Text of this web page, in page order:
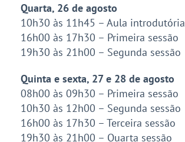
Quarta, 26 de agosto
10h30 às 11h45 – Aula introdutória
16h00 às 17h30 – Primeira sessão
19h30 às 21h00 – Segunda sessão
Quinta e sexta, 27 e 28 de agosto
08h00 às 09h30 – Primeira sessão
10h30 às 12h00 – Segunda sessão
16h00 às 17h30 – Terceira sessão
19h30 às 21h00 – Quarta sessão